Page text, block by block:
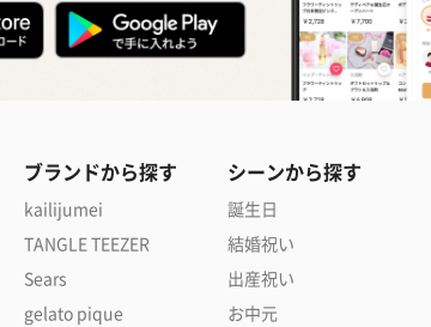
ブランドから探す
kailijumei
TANGLE TEEZER
Sears
gelato pique
シーンから探す
誕生日
結婚祝い
出産祝い
お中元